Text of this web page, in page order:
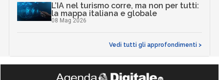
L’IA nel turismo corre, ma non per tutti:
la mappa italiana e globale
08 Mag 2026
Vedi tutti gli approfondimenti >